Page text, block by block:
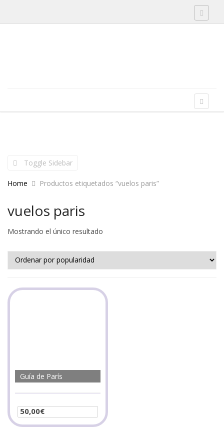
Toggle Sidebar
Home Productos etiquetados “vuelos paris”
vuelos paris
Mostrando el único resultado
Guía de París
50,00€
Seleccionar opciones